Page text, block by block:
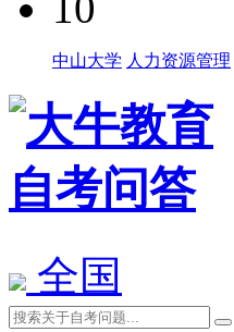
中山大学 人力资源管理
全国